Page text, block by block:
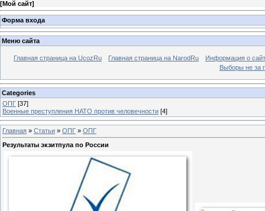
[Мой сайт]
Форма входа
Меню сайта
Главная страница на UcozRu Главная страница на NarodRu
Информация о
Выборы не за
Categories
ОПГ [37]
Военные преступления НАТО против человечности [4]
Главная » Статьи » ОПГ » ОПГ
Результаты экзитпула по России